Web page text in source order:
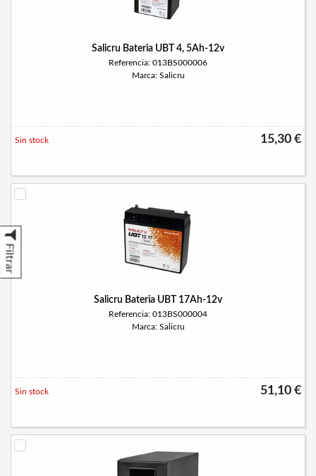
Filtrar
Salicru Bateria UBT 4, 5Ah-12v
Referencia: 013BS000006
Marca: Salicru
15,30 €
Sin stock
Salicru Bateria UBT 17Ah-12v
Referencia: 013BS000004
Marca: Salicru
51,10 €
Sin stock